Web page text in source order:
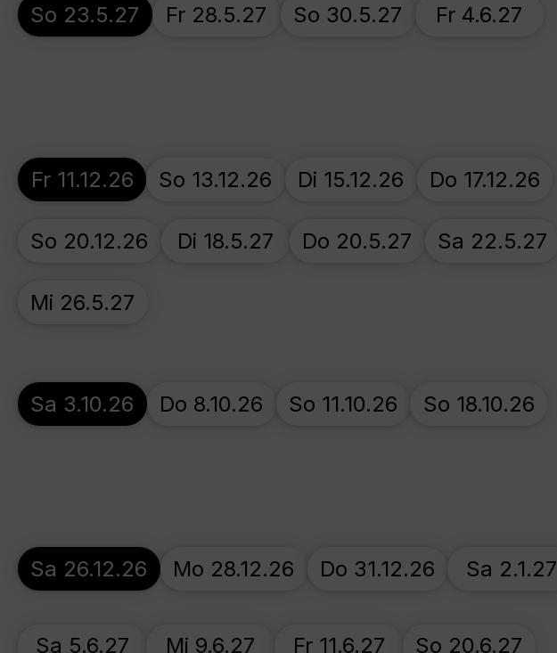
So 23.5.27 Fr 28.5.27 So 30.5.27 Fr 4.6.27
Fr 11.12.26 So 13.12.26 Di 15.12.26 Do 17.12.26
So 20.12.26 Di 18.5.27 Do 20.5.27 Sa 22.5.27
Mi 26.5.27
Sa 3.10.26 Do 8.10.26 So 11.10.26 So 18.10.26
Sa 26.12.26 Mo 28.12.26 Do 31.12.26 Sa 2.1.27
Sa 5.6.27 Mi 9.6.27 Fr 11.6.27 So 20.6.27